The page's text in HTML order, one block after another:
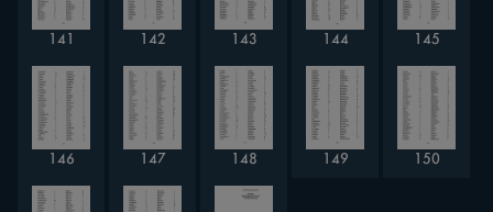
141 142 143 144 145
146 147 148 149 150